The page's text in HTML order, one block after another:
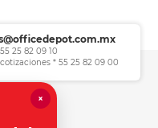
25 82 09 10
* 55 25 82 09 00
×